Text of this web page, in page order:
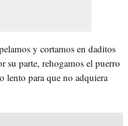
y cortamos en daditos
su parte, rehogamos el puerro
lento para que no adquiera